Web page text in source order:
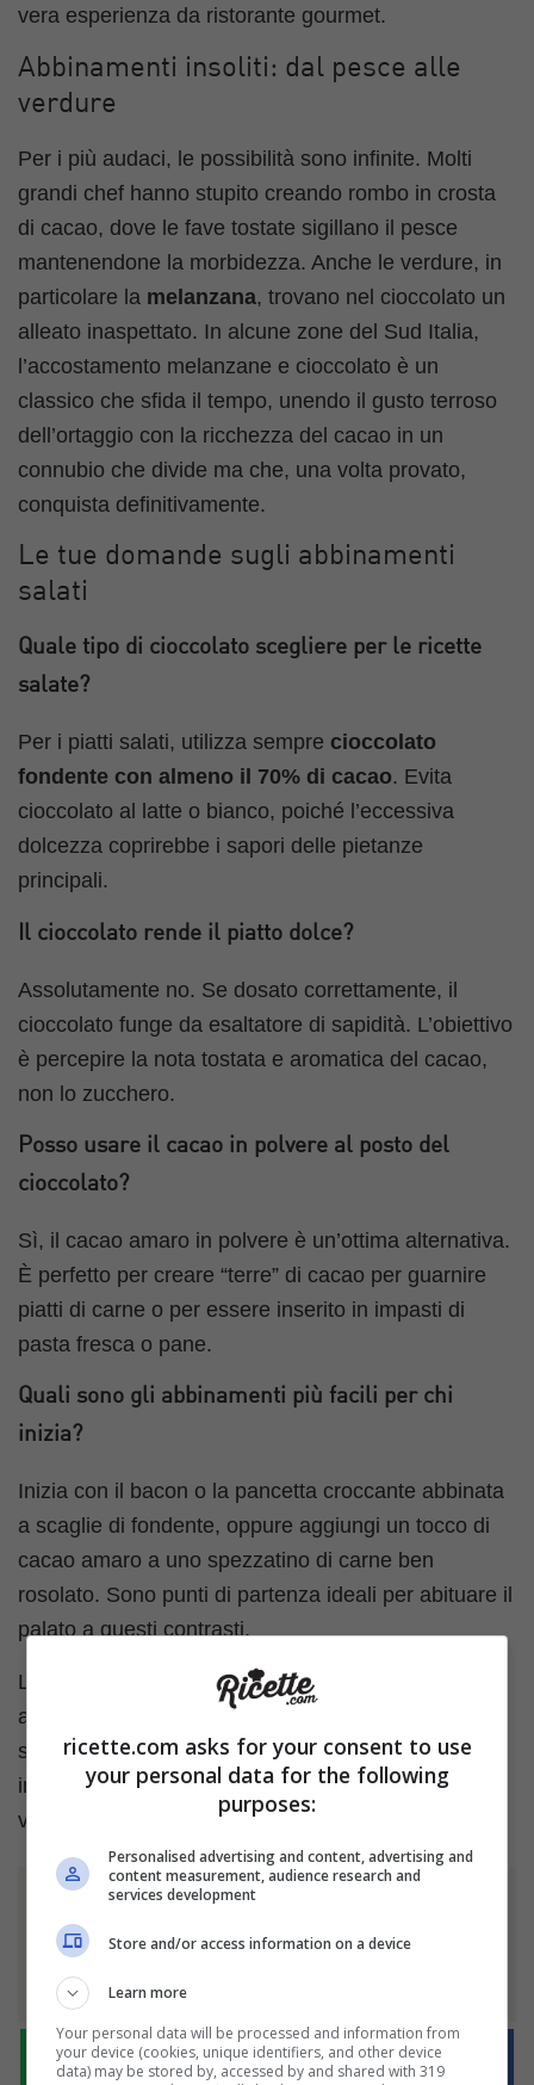
vera esperienza da ristorante gourmet.
Abbinamenti insoliti: dal pesce alle
verdure
Per i più audaci, le possibilità sono infinite. Molti
grandi chef hanno stupito creando rombo in crosta
di cacao, dove le fave tostate sigillano il pesce
mantenendone la morbidezza. Anche le verdure, in
particolare la melanzana, trovano nel cioccolato un
alleato inaspettato. In alcune zone del Sud Italia,
l’accostamento melanzane e cioccolato è un
classico che sfida il tempo, unendo il gusto terroso
dell’ortaggio con la ricchezza del cacao in un
connubio che divide ma che, una volta provato,
conquista definitivamente.
Le tue domande sugli abbinamenti
salati
Quale tipo di cioccolato scegliere per le ricette
salate?
Per i piatti salati, utilizza sempre cioccolato
fondente con almeno il 70% di cacao. Evita
cioccolato al latte o bianco, poiché l’eccessiva
dolcezza coprirebbe i sapori delle pietanze
principali.
Il cioccolato rende il piatto dolce?
Assolutamente no. Se dosato correttamente, il
cioccolato funge da esaltatore di sapidità. L’obiettivo
è percepire la nota tostata e aromatica del cacao,
non lo zucchero.
Posso usare il cacao in polvere al posto del
cioccolato?
Sì, il cacao amaro in polvere è un’ottima alternativa.
È perfetto per creare “terre” di cacao per guarnire
piatti di carne o per essere inserito in impasti di
pasta fresca o pane.
Quali sono gli abbinamenti più facili per chi
inizia?
Inizia con il bacon o la pancetta croccante abbinata
a scaglie di fondente, oppure aggiungi un tocco di
cacao amaro a uno spezzatino di carne ben
rosolato. Sono punti di partenza ideali per abituare il
palato a questi contrasti.
La prossima volta che ti trovi in cucina, non limitarti
ai dolci. Sperimenta con il
scopri quanto può essere versatile questo
ingrediente millenario. La tua creatività è l’unico
vero limite.
ricette.com asks for your consent to use
your personal data for the following
purposes:
Personalised advertising and content, advertising and
content measurement, audience research and
services development
Store and/or access information on a device
Learn more
Your personal data will be processed and information from
your device (cookies, unique identifiers, and other device
data) may be stored by, accessed by and shared with 319